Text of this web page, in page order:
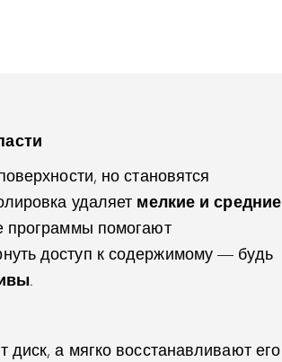
но становятся
удаляет мелкие и средние
программы помогают
доступ к содержимому — будь
.
а мягко восстанавливают его